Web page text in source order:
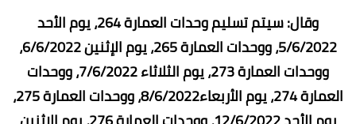
وقال: سيتم تسليم وحدات العمارة 264، يوم الأحد
5/6/2022، ووحدات العمارة 265، يوم الإثنين 6/6/2022،
ووحدات العمارة 273، يوم الثلاثاء 7/6/2022، ووحدات
العمارة 274، يوم الأربعاء8/6/2022، ووحدات العمارة 275،